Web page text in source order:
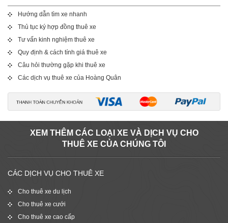
Hướng dẫn tìm xe nhanh
Thủ tục ký hợp đồng thuê xe
Tư vấn kinh nghiệm thuê xe
Quy định & cách tính giá thuê xe
Câu hỏi thường gặp khi thuê xe
Các dịch vụ thuê xe của Hoàng Quân
XEM THÊM CÁC LOẠI XE VÀ DỊCH VỤ CHO
THUÊ XE CỦA CHÚNG TÔI
CÁC DỊCH VỤ CHO THUÊ XE
Cho thuê xe du lịch
Cho thuê xe cưới
Cho thuê xe cao cấp